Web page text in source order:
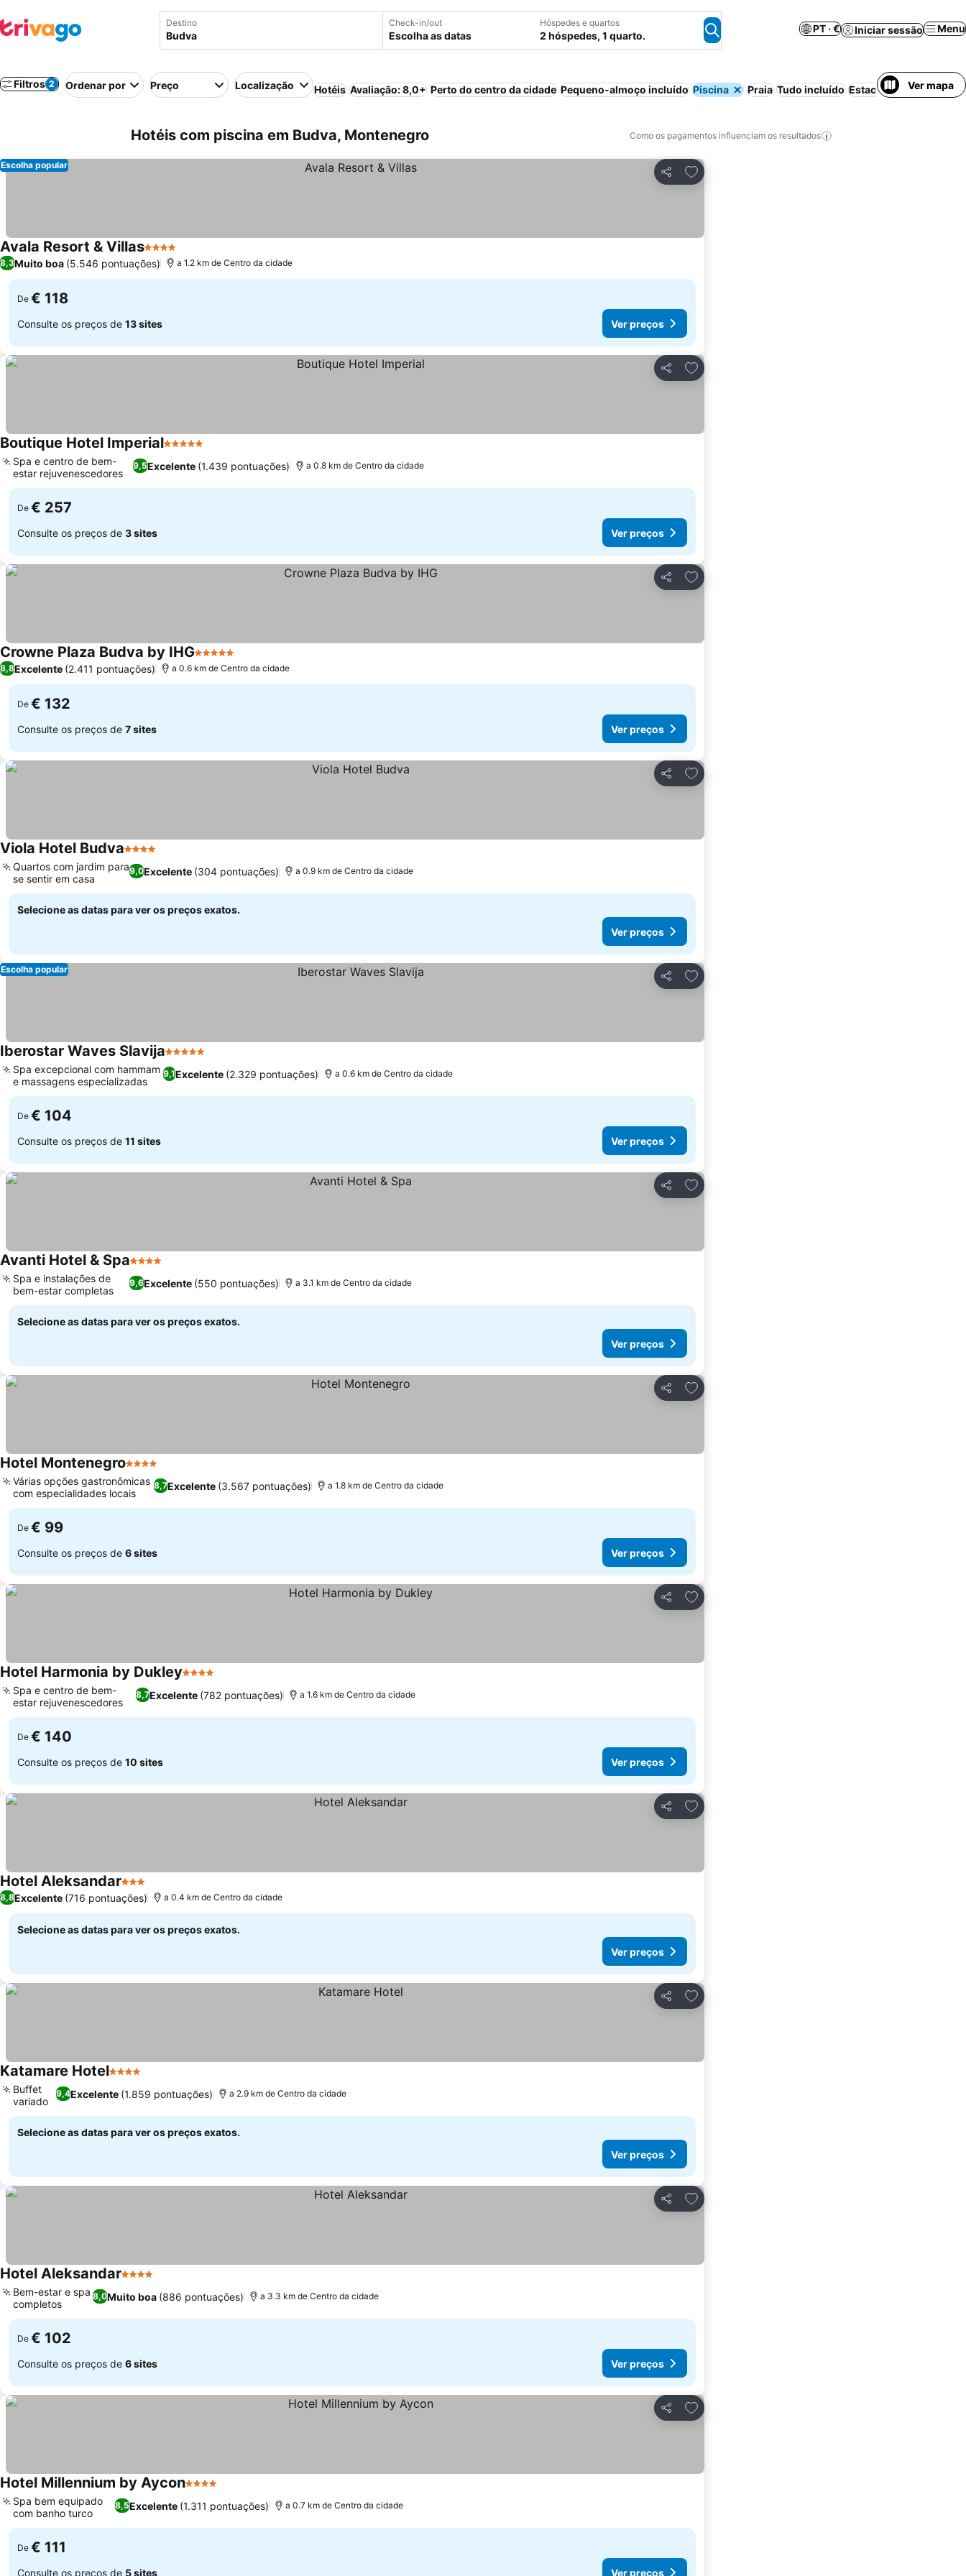
Destino Check-in/out
Escolha as datas
Hóspedes e quartos
2 hóspedes, 1 quarto.
PT · € Iniciar sessão Menu
Filtros 2 Ordenar por Preço Localização Hotéis Avaliação: 8,0+ Perto do centro da cidade Pequeno-almoço incluído Piscina Praia Tudo incluído Estacionamento Meia-
Ver mapa
Hotéis com piscina em Budva, Montenegro Como os pagamentos influenciam os resultados
Partilhar
Adicionar aos favoritos
Escolha popular
Avala Resort & Villas4 Estrelas
8,3Muito boa (5.546 pontuações) a 1.2 km de Centro da cidade
De € 118
Consulte os preços de 13 sites Ver preços
Partilhar
Adicionar aos favoritos
Boutique Hotel Imperial5 Estrelas
9,5Excelente (1.439 pontuações)
Spa e centro de bem-
estar rejuvenescedores
a 0.8 km de Centro da cidade
De € 257
Consulte os preços de 3 sites Ver preços
Partilhar
Adicionar aos favoritos
Crowne Plaza Budva by IHG5 Estrelas
8,8Excelente (2.411 pontuações) a 0.6 km de Centro da cidade
De € 132
Consulte os preços de 7 sites Ver preços
Partilhar
Adicionar aos favoritos
Viola Hotel Budva4 Estrelas
9,0Excelente (304 pontuações)
Quartos com jardim para
se sentir em casa
a 0.9 km de Centro da cidade
Selecione as datas para ver os preços exatos.
Ver preços
Partilhar
Adicionar aos favoritos
Escolha popular
Iberostar Waves Slavija5 Estrelas
9,1Excelente (2.329 pontuações)
Spa excepcional com hammam
e massagens especializadas
a 0.6 km de Centro da cidade
De € 104
Consulte os preços de 11 sites Ver preços
Partilhar
Adicionar aos favoritos
Avanti Hotel & Spa4 Estrelas
9,6Excelente (550 pontuações)
Spa e instalações de
bem-estar completas
a 3.1 km de Centro da cidade
Selecione as datas para ver os preços exatos.
Ver preços
Partilhar
Adicionar aos favoritos
Hotel Montenegro4 Estrelas
8,7Excelente (3.567 pontuações)
Várias opções gastronômicas
com especialidades locais
a 1.8 km de Centro da cidade
De € 99
Consulte os preços de 6 sites Ver preços
Partilhar
Adicionar aos favoritos
Hotel Harmonia by Dukley4 Estrelas
8,7Excelente (782 pontuações)
Spa e centro de bem-
estar rejuvenescedores
a 1.6 km de Centro da cidade
De € 140
Consulte os preços de 10 sites Ver preços
Partilhar
Adicionar aos favoritos
Hotel Aleksandar3 Estrelas
8,8Excelente (716 pontuações) a 0.4 km de Centro da cidade
Selecione as datas para ver os preços exatos.
Ver preços
Partilhar
Adicionar aos favoritos
Katamare Hotel4 Estrelas
9,4Excelente (1.859 pontuações)
Buffet
variado
a 2.9 km de Centro da cidade
Selecione as datas para ver os preços exatos.
Ver preços
Partilhar
Adicionar aos favoritos
Hotel Aleksandar4 Estrelas
8,0Muito boa (886 pontuações)
Bem-estar e spa
completos
a 3.3 km de Centro da cidade
De € 102
Consulte os preços de 6 sites Ver preços
Partilhar
Adicionar aos favoritos
Hotel Millennium by Aycon4 Estrelas
8,5Excelente (1.311 pontuações)
Spa bem equipado
com banho turco
a 0.7 km de Centro da cidade
De € 111
Consulte os preços de 5 sites Ver preços